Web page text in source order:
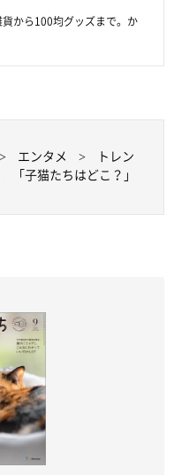
から100均グッズまで。か
エンタメ
トレン
子猫たちはどこ？」